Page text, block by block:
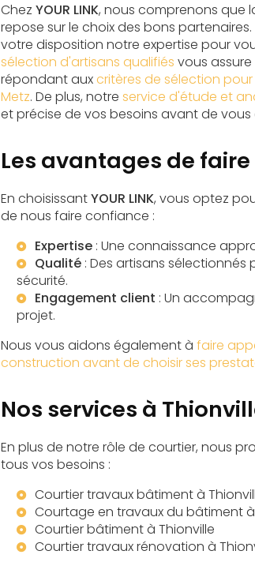
Chez YOUR LINK, nous comprenons que
repose sur le choix des bons
votre disposition notre expertise pour
sélection d'artisans qualifiés vous
répondant auxcritères de sélection
Metz. De plus, notre service d'étude et
et précise de vos besoins avant de vous
Les avantages de faire
En choisissantYOUR LINK, vous optez
de nous faire confiance :
Expertise : Une connaissance
Qualité : Des artisans
sécurité.
Engagement client : Un
projet.
Nous vous aidons également à faire
construction avant de choisir ses
Nos services à
En plus de notre rôle de courtier, nous
tous vos besoins :
Courtier travaux bâtiment à
Courtage en travaux du bâtiment à
Courtier bâtiment à Thionville
Courtier travaux rénovation à